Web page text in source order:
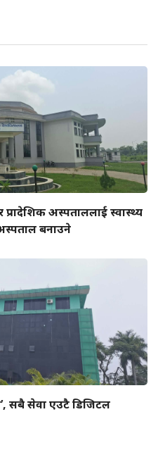
अस्पताललाई स्वास्थ्य
बनाउने
सबै सेवा एउटै डिजिटल